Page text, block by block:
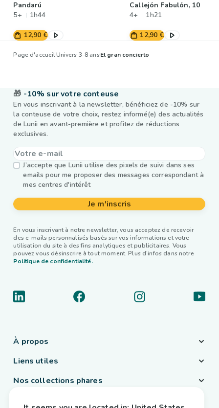
Pandarú
5+
1h44
12,90 €
Callejón Fabulón, 10
4+
1h21
12,90 €
Page d'accueilUnivers 3-8 ansEl gran concierto
🎁 -10% sur votre conteuse
En vous inscrivant à la newsletter, bénéficiez de -10% sur
la conteuse de votre choix, restez informé(e) des actualités
de Lunii en avant-première et profitez de réductions
exclusives.
J’accepte que Lunii utilise des pixels de suivi dans ses
emails pour me proposer des messages correspondant à
mes centres d'intérêt
Je m'inscris
En vous inscrivant à notre newsletter, vous acceptez de recevoir
des e-mails personnalisés basés sur vos informations et votre
utilisation du site à des fins analytiques et publicitaires. Vous
pouvez vous désinscrire à tout moment. Plus d’infos dans notre
Politique de confidentialité.
À propos
Liens utiles
Nos collections phares